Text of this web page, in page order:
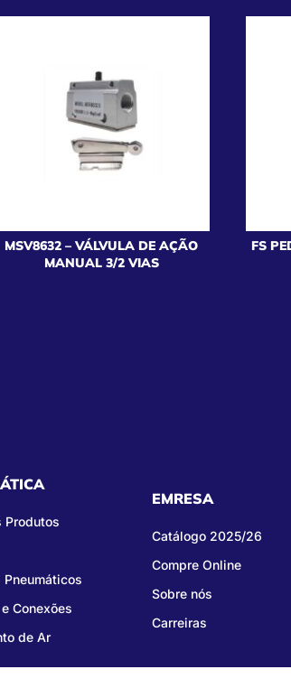
MSV8632 – VÁLVULA DE AÇÃO
MANUAL 3/2 VIAS
FS
Produtos
Conexões
de Ar
EMRESA
Catálogo 2025/26
Compre Online
Sobre nós
Carreiras